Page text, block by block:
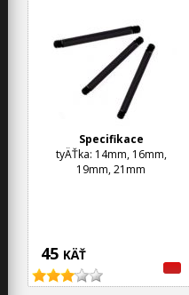
45 KÄŤ
Specifikace
tyÄŤka: 14mm, 16mm,
19mm, 21mm